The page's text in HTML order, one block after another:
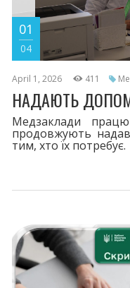
01
04
April 1, 2026 411
НАДАЮТЬ
Медзаклади
продовжують
тим, хто їх потребує.